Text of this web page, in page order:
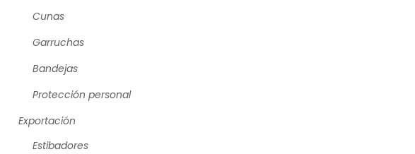
Cunas
Garruchas
Bandejas
Protección personal
Exportación
Estibadores